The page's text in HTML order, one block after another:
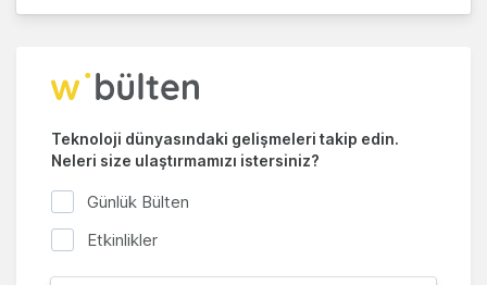
Teknoloji dünyasındaki gelişmeleri takip edin.
Neleri size ulaştırmamızı istersiniz?
Günlük Bülten
Etkinlikler